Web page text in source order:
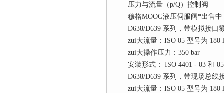
压力与流量（p/Q）控制阀
穆格MOOG液压伺服阀*出售中
D638/D639 系列，带模拟接口
zui大流量：ISO 05 型号为 180
zui大操作压力：350 bar
安装形式： ISO 4401 - 03 和 05
D638/D639 系列，带现场总线
zui大流量：ISO 05 型号为 180